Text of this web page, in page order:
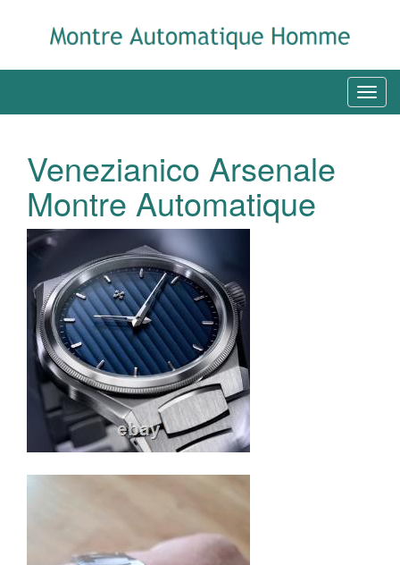
Venezianico Arsenale
Montre Automatique